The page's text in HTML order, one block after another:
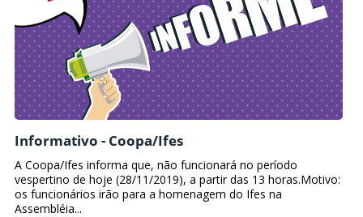
Informativo - Coopa/Ifes
A Coopa/Ifes informa que, não funcionará no período
vespertino de hoje (28/11/2019), a partir das 13 horas.Motivo:
os funcionários irão para a homenagem do Ifes na
Assembléia...